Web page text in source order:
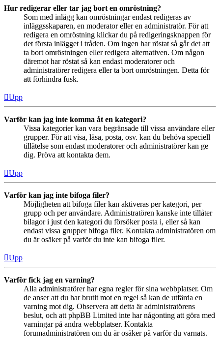
Hur redigerar eller tar jag bort en omröstning?
Som med inlägg kan omröstningar endast redigeras av
inläggsskaparen, en moderator eller en administratör. För att
redigera en omröstning klickar du på redigeringsknappen för
det första inlägget i tråden. Om ingen har röstat så går det att
ta bort omröstningen eller redigera alternativen. Om någon
däremot har röstat så kan endast moderatorer och
administratörer redigera eller ta bort omröstningen. Detta för
att förhindra fusk.
Upp
Varför kan jag inte komma åt en kategori?
Vissa kategorier kan vara begränsade till vissa användare eller
grupper. För att visa, läsa, posta, osv. kan du behöva speciell
tillåtelse som endast moderatorer och administratörer kan ge
dig. Pröva att kontakta dem.
Upp
Varför kan jag inte bifoga filer?
Möjligheten att bifoga filer kan aktiveras per kategori, per
grupp och per användare. Administratören kanske inte tillåter
bilagor i just den kategori du försöker posta i, eller så kan
endast vissa grupper bifoga filer. Kontakta administratören om
du är osäker på varför du inte kan bifoga filer.
Upp
Varför fick jag en varning?
Alla administratörer har egna regler för sina webbplatser. Om
de anser att du har brutit mot en regel så kan de utfärda en
varning mot dig. Observera att detta är administratörens
beslut, och att phpBB Limited inte har någonting att göra med
varningar på andra webbplatser. Kontakta
forumadministratören om du är osäker på varför du varnats.